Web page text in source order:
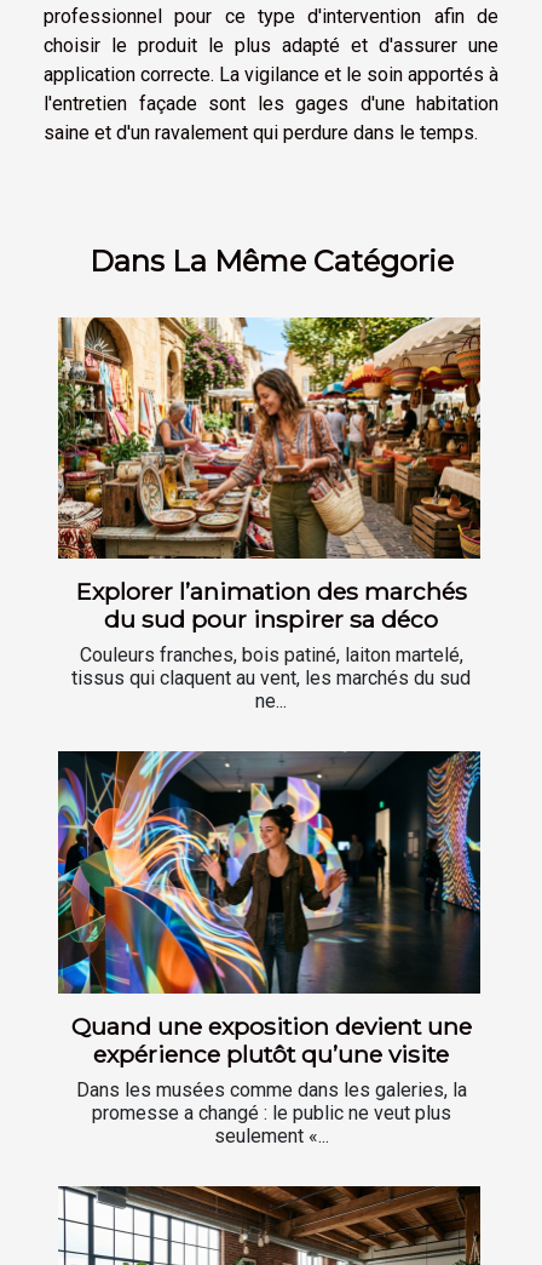
professionnel pour ce type d'intervention afin de
choisir le produit le plus adapté et d'assurer une
application correcte. La vigilance et le soin apportés à
l'entretien façade sont les gages d'une habitation
saine et d'un ravalement qui perdure dans le temps.
Dans La Même Catégorie
Explorer l’animation des marchés
du sud pour inspirer sa déco
Couleurs franches, bois patiné, laiton martelé,
tissus qui claquent au vent, les marchés du sud
ne...
Quand une exposition devient une
expérience plutôt qu’une visite
Dans les musées comme dans les galeries, la
promesse a changé : le public ne veut plus
seulement «...